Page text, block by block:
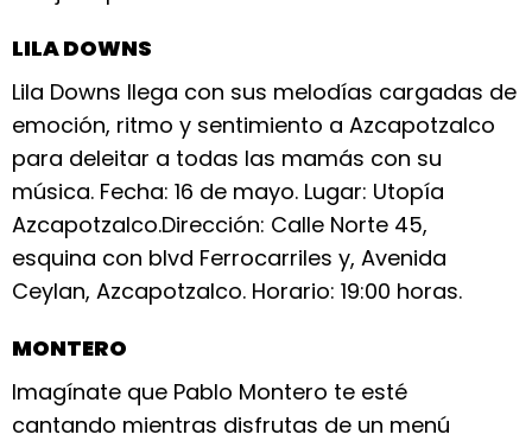
LILA DOWNS
Lila Downs llega con sus melodías cargadas de
emoción, ritmo y sentimiento a Azcapotzalco
para deleitar a todas las mamás con su
música. Fecha: 16 de mayo. Lugar: Utopía
Azcapotzalco.Dirección: Calle Norte 45,
esquina con blvd Ferrocarriles y, Avenida
Ceylan, Azcapotzalco. Horario: 19:00 horas.
MONTERO
Imagínate que Pablo Montero te esté
cantando mientras disfrutas de un menú